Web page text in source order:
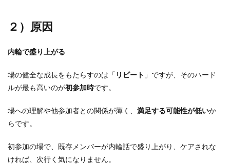
２）原因
内輪で盛り上がる
場の健全な成長をもたらすのは「 リピート 」ですが、そのハード
ルが最も高いのが初参加時です。
場への理解や他参加者との関係が薄く、 満足する可能性が低いか
らです。
初参加の場で、既存メンバーが内輪話で盛り上がり、ケアされな
ければ、次行く気になりません。